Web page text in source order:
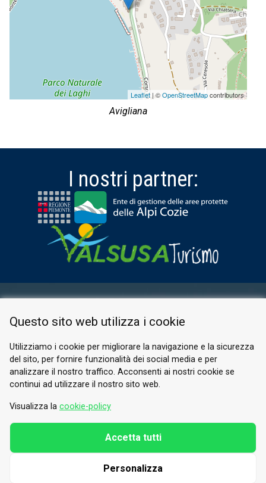
Leaflet | ©OpenStreetMapcontributors
Avigliana
I nostri partner:
PRIVACY POLICY
© 2026 Valle di Susa
Tesori di Arte e Cultura Alpina
Tel.
E-mail.info@vallesusa-tesori.it
Questo sito web utilizza i cookie
Utilizziamo i cookie per migliorare la navigazione e la sicurezza
del sito, per fornire funzionalità dei social media e per
analizzare il nostro traffico. Acconsenti ai nostri cookie se
continui ad utilizzare il nostro sito web.
Visualizza la cookie-policy
Personalizza
Accetta tutti